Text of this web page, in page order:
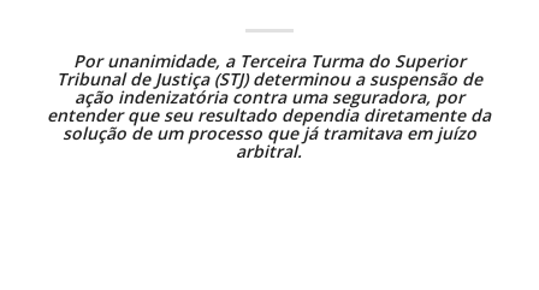
Por unanimidade, a Terceira Turma do Superior
Tribunal de Justiça (STJ) determinou a suspensão de
ação indenizatória contra uma seguradora, por
entender que seu resultado dependia diretamente da
solução de um processo que já tramitava em juízo
arbitral.